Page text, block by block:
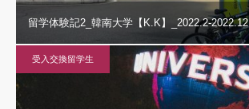
留学体験記2_韓南大学【K.K】_2022.2-2022.12
受入交換留学生